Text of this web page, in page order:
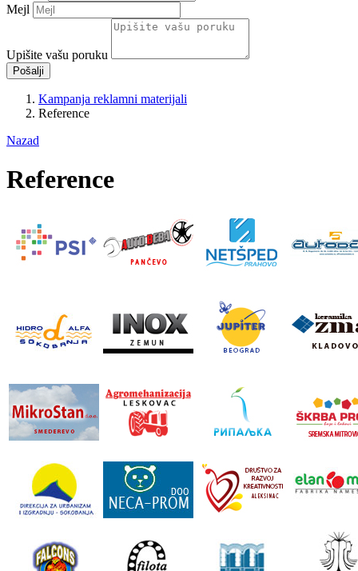
Mejl
Upišite vašu poruku
Pošalji
Kampanja reklamni materijali
Reference
Nazad
Reference